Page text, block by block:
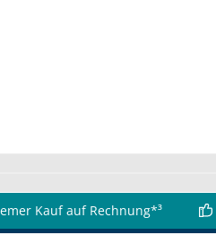
Kauf auf Rechnung*³